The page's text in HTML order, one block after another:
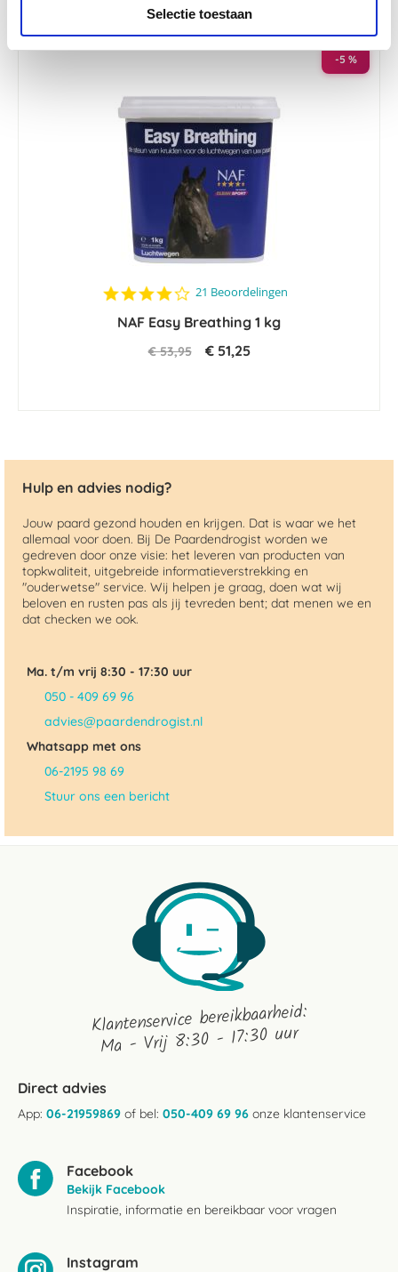
Selectie toestaan
-5 %
4.2
rating
21 Beoordelingen
NAF Easy Breathing 1 kg
€ 53,95 € 51,25
Hulp en advies nodig?
Jouw paard gezond houden en krijgen. Dat is waar we het
allemaal voor doen. Bij De Paardendrogist worden we
gedreven door onze visie: het leveren van producten van
topkwaliteit, uitgebreide informatieverstrekking en
"ouderwetse" service. Wij helpen je graag, doen wat wij
beloven en rusten pas als jij tevreden bent; dat menen we en
dat checken we ook.
Ma. t/m vrij 8:30 - 17:30 uur
050 - 409 69 96
advies@paardendrogist.nl
Whatsapp met ons
06-2195 98 69
Stuur ons een bericht
Klantenservice bereikbaarheid:
Ma - Vrij 8:30 - 17:30 uur
Direct advies
App: 06-21959869 of bel: 050-409 69 96 onze klantenservice
Facebook
Bekijk Facebook
Inspiratie, informatie en bereikbaar voor vragen
Instagram